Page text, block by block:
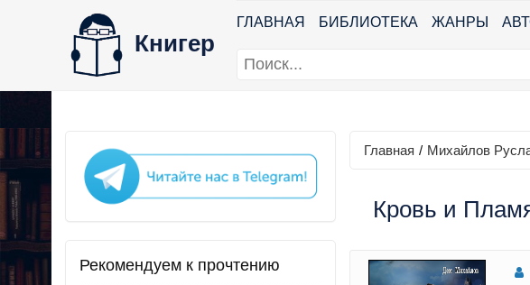
Книгер
ГЛАВНАЯ БИБЛИОТЕКА ЖАНРЫ
Рекомендуем к прочтению
Главная / Михайлов
Кровь и